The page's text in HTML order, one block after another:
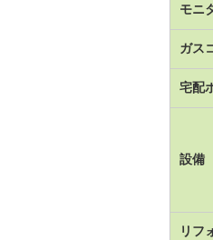
モニ
ガス
宅配
設備
リフ